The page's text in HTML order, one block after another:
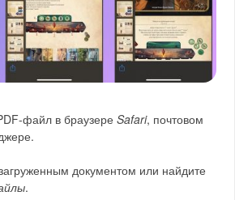
файл в браузереSafari, почтовом
документом или найдите
.